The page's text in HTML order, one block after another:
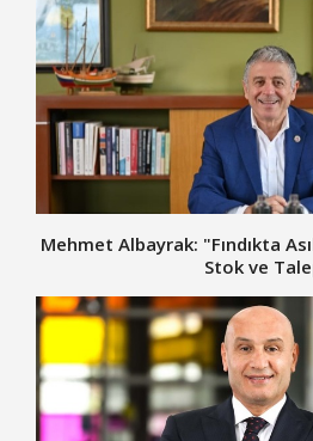
Mehmet Albayrak: "Fındıkta
Stok ve